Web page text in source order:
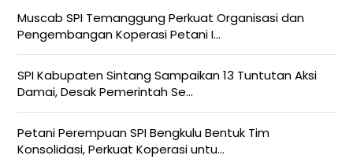
Muscab SPI Temanggung Perkuat Organisasi dan
Pengembangan Koperasi Petani I...
SPI Kabupaten Sintang Sampaikan 13 Tuntutan Aksi
Damai, Desak Pemerintah Se...
Petani Perempuan SPI Bengkulu Bentuk Tim
Konsolidasi, Perkuat Koperasi untu...